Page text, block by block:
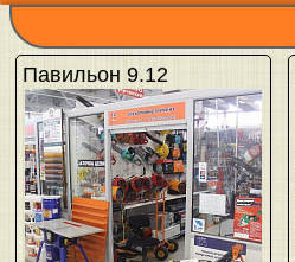
Павильон 9.12